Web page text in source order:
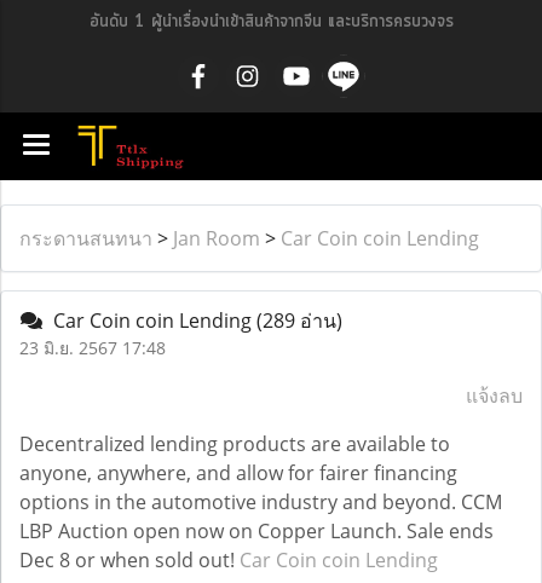
อันดับ 1 ผู้นำเรื่องนำเข้าสินค้าจากจีน และบริการครบวงจร
กระดานสนทนา > Jan Room > Car Coin coin Lending
Car Coin coin Lending(289 อ่าน)
23 มิ.ย. 2567 17:48
แจ้งลบ
Decentralized lending products are available to
anyone, anywhere, and allow for fairer financing
options in the automotive industry and beyond. CCM
LBP Auction open now on Copper Launch. Sale ends
Dec 8 or when sold out! Car Coin coin Lending